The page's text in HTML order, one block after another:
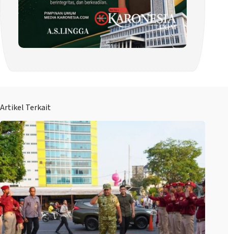
Artikel Terkait